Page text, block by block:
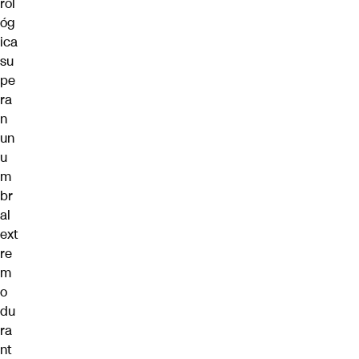
óg
ica
su
pe
ra
n
un
u
m
br
al
ext
re
m
o
du
ra
nt